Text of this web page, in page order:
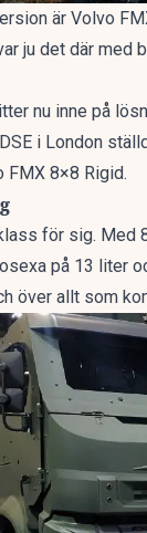
är Volvo
ju det där med
nu inne på
i London
8×8 Rigid.
för sig. Med
på 13 liter
över allt som